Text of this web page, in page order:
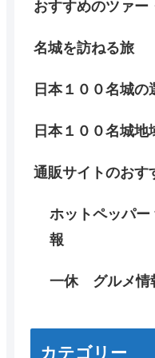
おすすめのツァー
名城を訪ねる旅
日本１００名城の
日本１００名城地
通販サイトのおす
ホットペッパ
報
一休 グルメ情
カテゴリー